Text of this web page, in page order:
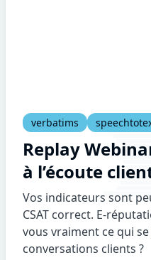
verbatims
Replay
à l’écoute
l’IA | CX First
Vos indicateurs sont
CSAT correct. E-réputation
vous vraiment ce qui
conversations clients ?